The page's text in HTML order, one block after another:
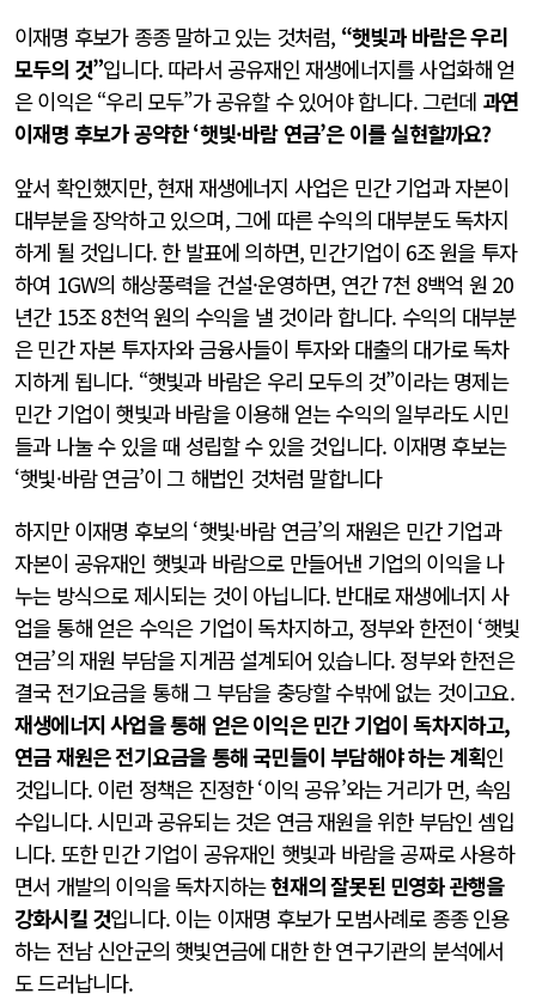
이재명 후보가 종종 말하고 있는 것처럼, “햇빛과 바람은 우리
모두의 것”입니다. 따라서 공유재인 재생에너지를 사업화해 얻
은 이익은 “우리 모두”가 공유할 수 있어야 합니다. 그런데 과연
이재명 후보가 공약한 ‘햇빛·바람 연금’은 이를 실현할까요?
앞서 확인했지만, 현재 재생에너지 사업은 민간 기업과 자본이
대부분을 장악하고 있으며, 그에 따른 수익의 대부분도 독차지
하게 될 것입니다. 한 발표에 의하면, 민간기업이 6조 원을 투자
하여 1GW의 해상풍력을 건설·운영하면, 연간 7천 8백억 원 20
년간 15조 8천억 원의 수익을 낼 것이라 합니다. 수익의 대부분
은 민간 자본 투자자와 금융사들이 투자와 대출의 대가로 독차
지하게 됩니다. “햇빛과 바람은 우리 모두의 것”이라는 명제는
민간 기업이 햇빛과 바람을 이용해 얻는 수익의 일부라도 시민
들과 나눌 수 있을 때 성립할 수 있을 것입니다. 이재명 후보는
‘햇빛·바람 연금’이 그 해법인 것처럼 말합니다
하지만 이재명 후보의 ‘햇빛·바람 연금’의 재원은 민간 기업과
자본이 공유재인 햇빛과 바람으로 만들어낸 기업의 이익을 나
누는 방식으로 제시되는 것이 아닙니다. 반대로 재생에너지 사
업을 통해 얻은 수익은 기업이 독차지하고, 정부와 한전이 ‘햇빛
연금’의 재원 부담을 지게끔 설계되어 있습니다. 정부와 한전은
결국 전기요금을 통해 그 부담을 충당할 수밖에 없는 것이고요.
재생에너지 사업을 통해 얻은 이익은 민간 기업이 독차지하고,
연금 재원은 전기요금을 통해 국민들이 부담해야 하는 계획인
것입니다. 이런 정책은 진정한 ‘이익 공유’와는 거리가 먼, 속임
수입니다. 시민과 공유되는 것은 연금 재원을 위한 부담인 셈입
니다. 또한 민간 기업이 공유재인 햇빛과 바람을 공짜로 사용하
면서 개발의 이익을 독차지하는현재의 잘못된 민영화 관행을
강화시킬 것입니다. 이는 이재명 후보가 모범사례로 종종 인용
하는 전남 신안군의 햇빛연금에 대한 한 연구기관의 분석에서
도 드러납니다.